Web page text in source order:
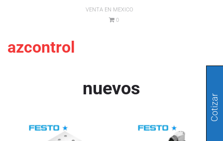
VENTA EN MEXICO
0
azcontrol
nuevos
Cotizar